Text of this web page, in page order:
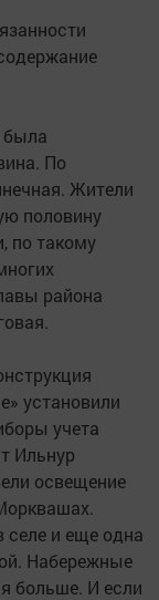
была
По
Жители
половину
по такому
района
установили
учета
Ильнур
освещение
селе и еще одна
Набережные
больше. И если